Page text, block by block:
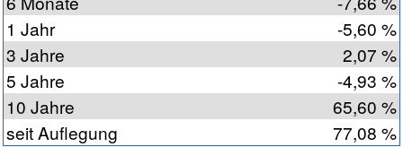
1 Jahr
-5,60 %
3 Jahre
2,07 %
5 Jahre
-4,93 %
10 Jahre
65,60 %
seit Auflegung
77,08 %